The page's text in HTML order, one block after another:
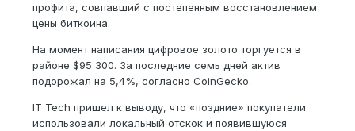
профита, совпавший с постепенным восстановлением
цены биткоина.
На момент написания цифровое золото торгуется в
районе $95 300. За последние семь дней актив
подорожал на 5,4%, согласно CoinGecko.
IT Tech пришел к выводу, что «поздние» покупатели
использовали локальный отскок и появившуюся